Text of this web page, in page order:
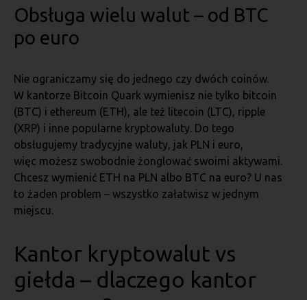
Obsługa wielu walut – od BTC
po euro
Nie ograniczamy się do jednego czy dwóch coinów.
W kantorze Bitcoin Quark wymienisz nie tylko bitcoin
(BTC) i ethereum (ETH), ale też litecoin (LTC), ripple
(XRP) i inne popularne kryptowaluty. Do tego
obsługujemy tradycyjne waluty, jak PLN i euro,
więc możesz swobodnie żonglować swoimi aktywami.
Chcesz wymienić ETH na PLN albo BTC na euro? U nas
to żaden problem – wszystko załatwisz w jednym
miejscu.
Kantor kryptowalut vs
giełda – dlaczego kantor